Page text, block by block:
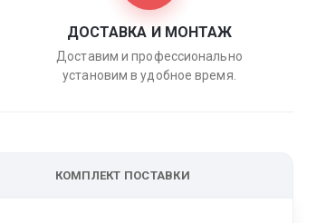
ДОСТАВКА И МОНТАЖ
Доставим и профессионально
установим в удобное время.
КОМПЛЕКТ ПОСТАВКИ